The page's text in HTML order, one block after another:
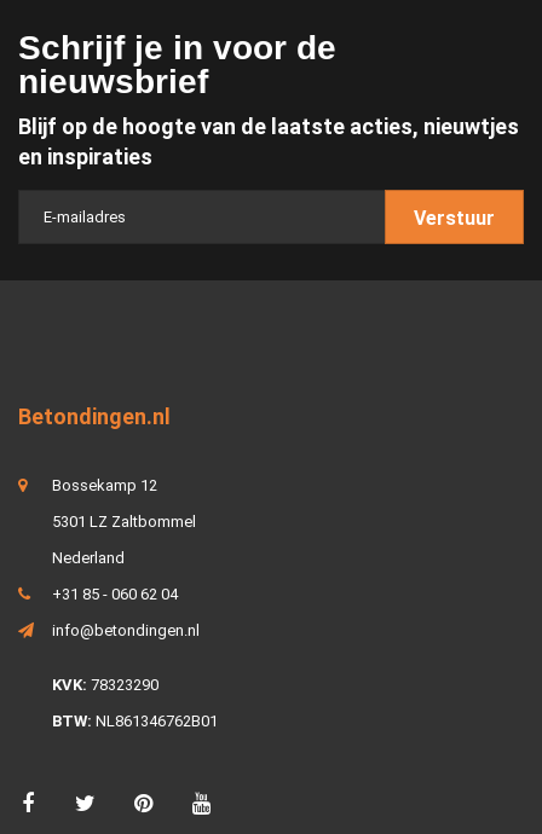
Schrijf je in voor de
nieuwsbrief
Blijf op de hoogte van de laatste acties, nieuwtjes
en inspiraties
Verstuur
Betondingen.nl
Bossekamp 12
5301 LZ Zaltbommel
Nederland
+31 85 - 060 62 04
info@betondingen.nl
KVK: 78323290
BTW: NL861346762B01